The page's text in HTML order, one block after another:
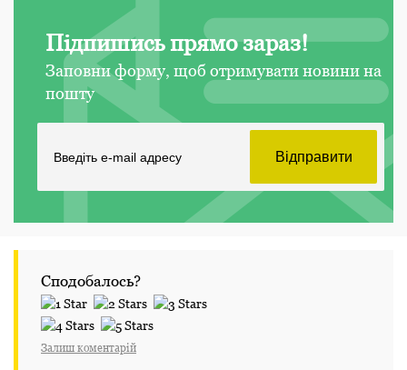
Підпишись прямо зараз!
Заповни форму, щоб отримувати новини на
пошту
Сподобалось?
Залиш коментарій